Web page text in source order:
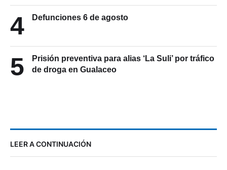
4 Defunciones 6 de agosto
5
Prisión preventiva para alias ‘La Suli’ por tráfico
de droga en Gualaceo
LEER A CONTINUACIÓN